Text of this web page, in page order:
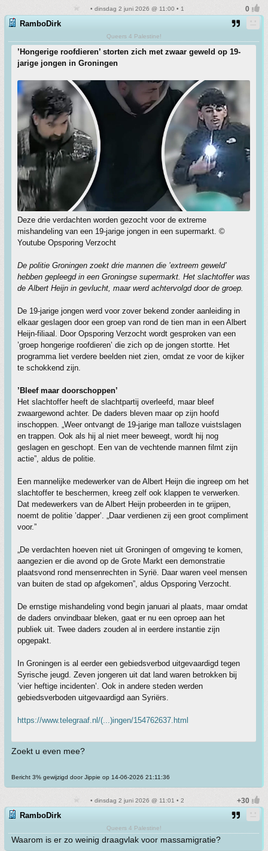
• dinsdag 2 juni 2026 @ 11:00 • 1
RamboDirk
Queers 4 Palestine!
’Hongerige roofdieren’ storten zich met zwaar geweld op 19-
jarige jongen in Groningen
Deze drie verdachten worden gezocht voor de extreme
mishandeling van een 19-jarige jongen in een supermarkt. ©
Youtube Opsporing Verzocht
De politie Groningen zoekt drie mannen die ’extreem geweld’
hebben gepleegd in een Groningse supermarkt. Het slachtoffer was
de Albert Heijn in gevlucht, maar werd achtervolgd door de groep.
De 19-jarige jongen werd voor zover bekend zonder aanleiding in
elkaar geslagen door een groep van rond de tien man in een Albert
Heijn-filiaal. Door Opsporing Verzocht wordt gesproken van een
’groep hongerige roofdieren’ die zich op de jongen stortte. Het
programma liet verdere beelden niet zien, omdat ze voor de kijker
te schokkend zijn.
’Bleef maar doorschoppen’
Het slachtoffer heeft de slachtpartij overleefd, maar bleef
zwaargewond achter. De daders bleven maar op zijn hoofd
inschoppen. „Weer ontvangt de 19-jarige man talloze vuistslagen
en trappen. Ook als hij al niet meer beweegt, wordt hij nog
geslagen en geschopt. Een van de vechtende mannen filmt zijn
actie”, aldus de politie.
Een mannelijke medewerker van de Albert Heijn die ingreep om het
slachtoffer te beschermen, kreeg zelf ook klappen te verwerken.
Dat medewerkers van de Albert Heijn probeerden in te grijpen,
noemt de politie ’dapper’. „Daar verdienen zij een groot compliment
voor.”
„De verdachten hoeven niet uit Groningen of omgeving te komen,
aangezien er die avond op de Grote Markt een demonstratie
plaatsvond rond mensenrechten in Syrië. Daar waren veel mensen
van buiten de stad op afgekomen”, aldus Opsporing Verzocht.
De ernstige mishandeling vond begin januari al plaats, maar omdat
de daders onvindbaar bleken, gaat er nu een oproep aan het
publiek uit. Twee daders zouden al in eerdere instantie zijn
opgepakt.
In Groningen is al eerder een gebiedsverbod uitgevaardigd tegen
Syrische jeugd. Zeven jongeren uit dat land waren betrokken bij
’vier heftige incidenten’. Ook in andere steden werden
gebiedsverboden uitgevaardigd aan Syriërs.
https://www.telegraaf.nl/(...)ingen/154762637.html
Zoekt u even mee?
Bericht 3% gewijzigd door Jippie op 14-06-2026 21:11:36
• dinsdag 2 juni 2026 @ 11:01 • 2
RamboDirk
Queers 4 Palestine!
Waarom is er zo weinig draagvlak voor massamigratie?